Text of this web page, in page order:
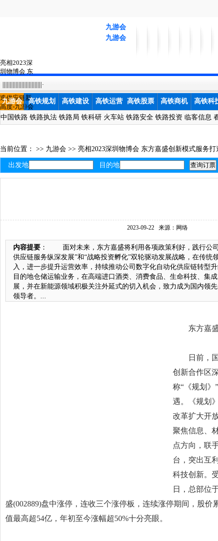
九游会
九游会
亮相2023深
圳物博会 东
方嘉盛创新
模式服务打
造供应链新
高度-九游会
|||||||||||||||||||||||||||·
九游会 高铁规划 高铁建设 高铁运营 高铁股票 高铁商机 高铁科
中国铁路 铁路执法 铁路局 铁科研 火车站 铁路安全 铁路投资 临客信息
当前位置： >> 九游会 >> 亮相2023深圳物博会 东方嘉盛创新模式服务
出发地 目的地
2023-09-22 来源：网络
内容提要 ： 面对未来，东方嘉盛将利用各项政策利好，践行公
供应链服务纵深发展”和“战略投资孵化”双轮驱动发展战略，在传统
入，进一步提升运营效率，持续推动公司数字化自动化供应链转型
目的地仓储运输业务，在高端进口酒类、消费食品、生命科技、集
展，并在新能源领域积极关注外延式的切入机会，致力成为国内领
领导者。...
东方嘉盛
日前，国
创新合作区
称“《规划》
遇。《规划
改革扩大开
聚焦信息、
点方向，联
台，突出互
科技创新。
日，总部位
盛(002889)盘中涨停，连收三个涨停板，连续涨停期间，股价
值最高超54亿，年初至今涨幅超50%十分亮眼。